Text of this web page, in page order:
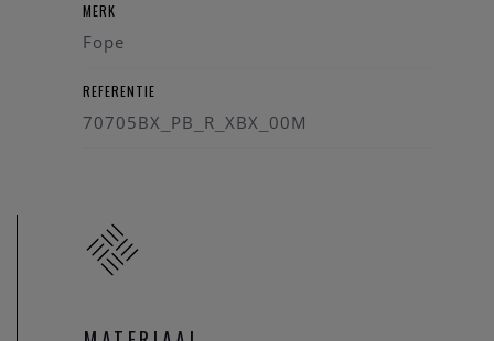
MERK
Fope
REFERENTIE
70705BX_PB_R_XBX_00M